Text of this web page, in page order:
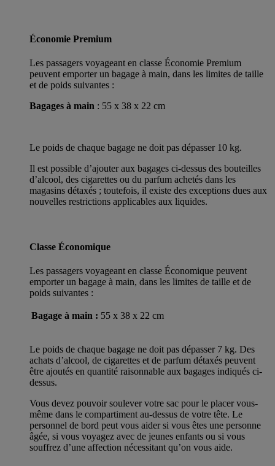
Économie Premium
Les passagers voyageant en classe Économie Premium
peuvent emporter un bagage à main, dans les limites de taille
et de poids suivantes :
Bagages à main : 55 x 38 x 22 cm
Le poids de chaque bagage ne doit pas dépasser 10 kg.
Il est possible d’ajouter aux bagages ci-dessus des bouteilles
d’alcool, des cigarettes ou du parfum achetés dans les
magasins détaxés ; toutefois, il existe des exceptions dues aux
nouvelles restrictions applicables aux liquides.
Classe Économique
Les passagers voyageant en classe Économique peuvent
emporter un bagage à main, dans les limites de taille et de
poids suivantes :
Bagage à main : 55 x 38 x 22 cm
Le poids de chaque bagage ne doit pas dépasser 7 kg. Des
achats d’alcool, de cigarettes et de parfum détaxés peuvent
être ajoutés en quantité raisonnable aux bagages indiqués ci-
dessus.
Vous devez pouvoir soulever votre sac pour le placer vous-
même dans le compartiment au-dessus de votre tête. Le
personnel de bord peut vous aider si vous êtes une personne
âgée, si vous voyagez avec de jeunes enfants ou si vous
souffrez d’une affection nécessitant qu’on vous aide.